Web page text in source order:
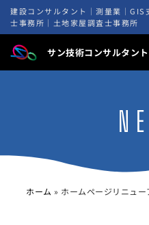
を
キ
建設コンサルタント｜測量業｜
士事務所｜土地家屋調査士事務所
サン技術コンサルタン
ホーム » ホームページリニュー